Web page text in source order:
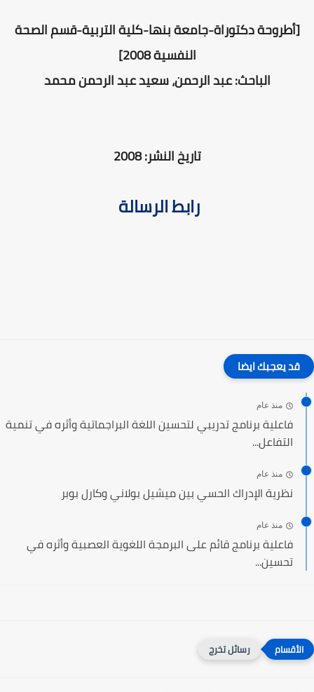
[أطروحة دكتوراة-جامعة بنها-كلية التربية-قسم الصحة
النفسية 2008]
الباحث: عبد الرحمن، سعيد عبد الرحمن محمد
تاريخ النشر: 2008
رابط الرسالة
قد يعجبك ايضا
منذ عام
فاعلية برنامج تدريبي لتحسين اللغة البراجماتية وأثره في تنمية
التفاعل...
منذ عام
نظرية الإدراك الحسي بين ميشيل بولاني وكارل بوبر
منذ عام
فاعلية برنامج قائم على البرمجة اللغوية العصبية وأثره في
تحسين...
رسائل تخرج